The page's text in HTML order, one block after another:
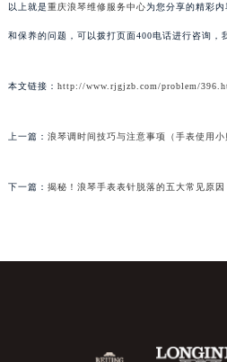
以上就是重庆浪琴维修服务中心为您分享的精彩
和保养的问题，可以拨打页面400电话进行咨询，
本文链接： http://www.rjgjzb.com/problem/
上一篇： 浪琴调时间技巧与注意事项（手表使用小
下一篇： 揭秘！浪琴手表表针脱落的五大常见原因